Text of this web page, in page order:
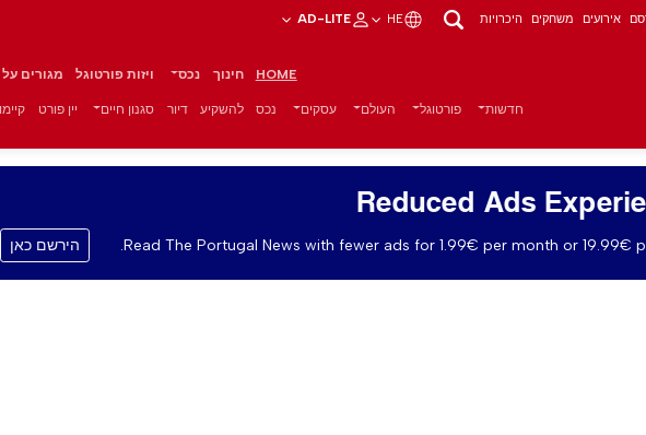
אירועים משחקים היכרויות HE
AD-LITE
HOME חינוך נכס ויזות פורטוגל מגורים
חדשות פורטוגל העולם עסקים נכס להשקיע דיור סגנון חיים יין פורט
Reduced Ads
Read The Portugal News with fewer ads for 1.99€ per month or 19.99€ הירשם כאן